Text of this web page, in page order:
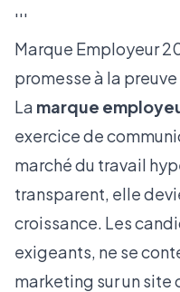
'''
Marque Employeur
promesse à la
La marque
exercice de
marché du travail
transparent, elle
croissance. Les
exigeants, ne se
marketing sur un site